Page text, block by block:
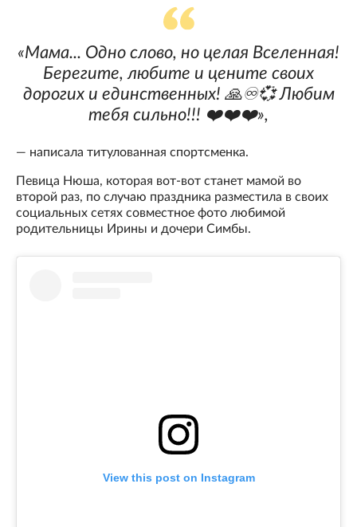
«Мама... Одно слово, но целая Вселенная!
Берегите, любите и цените своих
дорогих и единственных! 🙏♾️💞 Любим
тебя сильно!!! ❤️❤️❤️»,
— написала титулованная спортсменка.
Певица Нюша, которая вот-вот станет мамой во
второй раз, по случаю праздника разместила в своих
социальных сетях совместное фото любимой
родительницы Ирины и дочери Симбы.
View this post on Instagram